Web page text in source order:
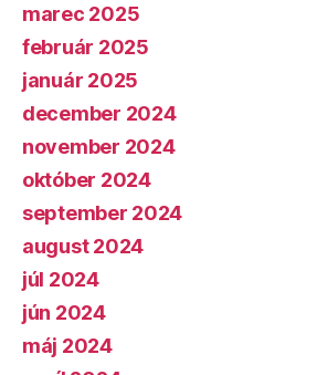
marec 2025
február 2025
január 2025
december 2024
november 2024
október 2024
september 2024
august 2024
júl 2024
jún 2024
máj 2024